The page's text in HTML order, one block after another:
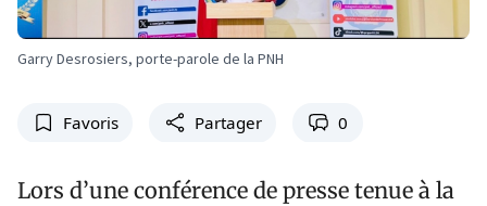
Garry Desrosiers, porte-parole de la PNH
Favoris Partager 0
Lors d’une conférence de presse tenue à la